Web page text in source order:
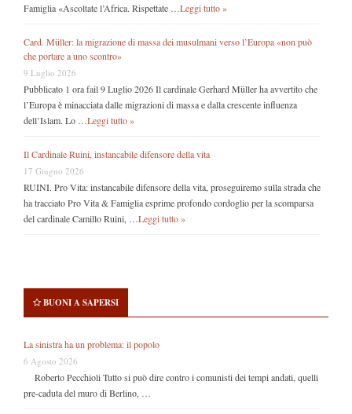
Famiglia «Ascoltate l’Africa. Rispettate … Leggi tutto »
Card. Müller: la migrazione di massa dei musulmani verso l’Europa «non può
che portare a uno scontro»
9 Luglio 2026
Pubblicato 1 ora fail 9 Luglio 2026 Il cardinale Gerhard Müller ha avvertito che
l’Europa è minacciata dalle migrazioni di massa e dalla crescente influenza
dell’Islam. Lo … Leggi tutto »
Il Cardinale Ruini, instancabile difensore della vita
17 Giugno 2026
RUINI. Pro Vita: instancabile difensore della vita, proseguiremo sulla strada che
ha tracciato Pro Vita & Famiglia esprime profondo cordoglio per la scomparsa
del cardinale Camillo Ruini, … Leggi tutto »
BUONI A SAPERSI
La sinistra ha un problema: il popolo
6 Agosto 2026
Roberto Pecchioli Tutto si può dire contro i comunisti dei tempi andati, quelli
pre-caduta del muro di Berlino, …